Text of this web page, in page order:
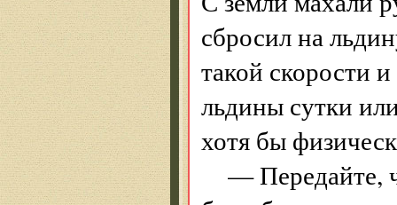
сбросил на
такой скорости
льдины сутки
хотя бы
— Передайте,